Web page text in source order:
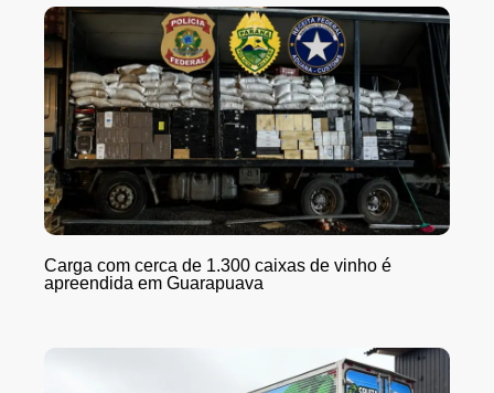
Carga com cerca de 1.300 caixas de vinho é
apreendida em Guarapuava